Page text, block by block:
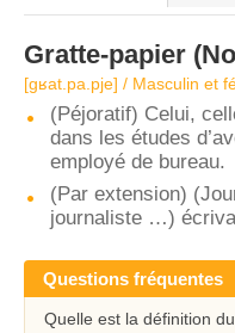
Gratte-papier
[ɡʁat.pa.pje] / Masculin et
(Péjoratif) Celui,
dans les études
employé de bureau.
(Par extension)
journaliste …)
Questions fréquentes
Quelle est la définition